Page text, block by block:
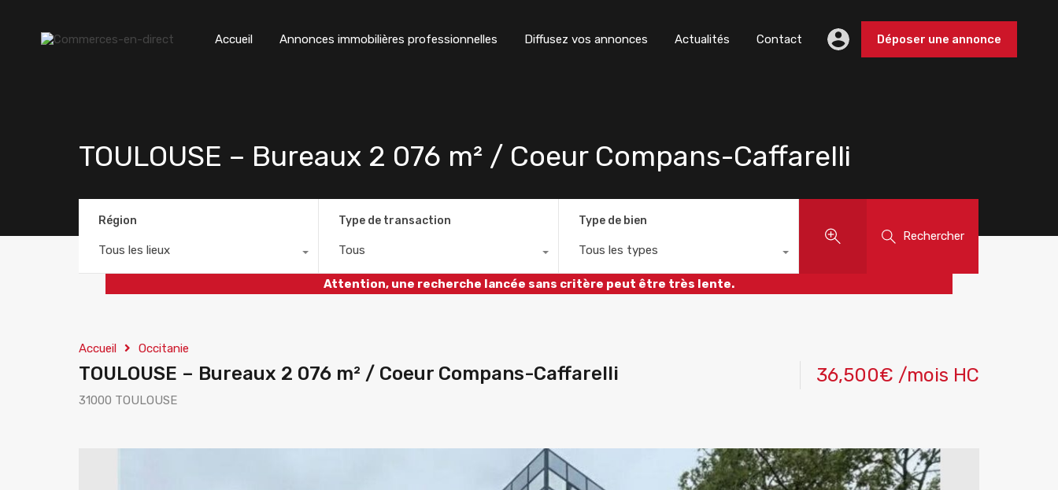
Accueil Annonces immobilières professionnelles Diffusez vos annonces Actualités Contact Déposer une annonce
TOULOUSE – Bureaux 2 076 m² / Coeur Compans-Caffarelli
Région
Tous les lieux
Type de transaction
Tous
Type de bien
Tous les types
Rechercher
Attention, une recherche lancée sans critère peut être très lente.
Accueil Occitanie
TOULOUSE – Bureaux 2 076 m² / Coeur Compans-Caffarelli
31000 TOULOUSE
36,500€ /mois HC